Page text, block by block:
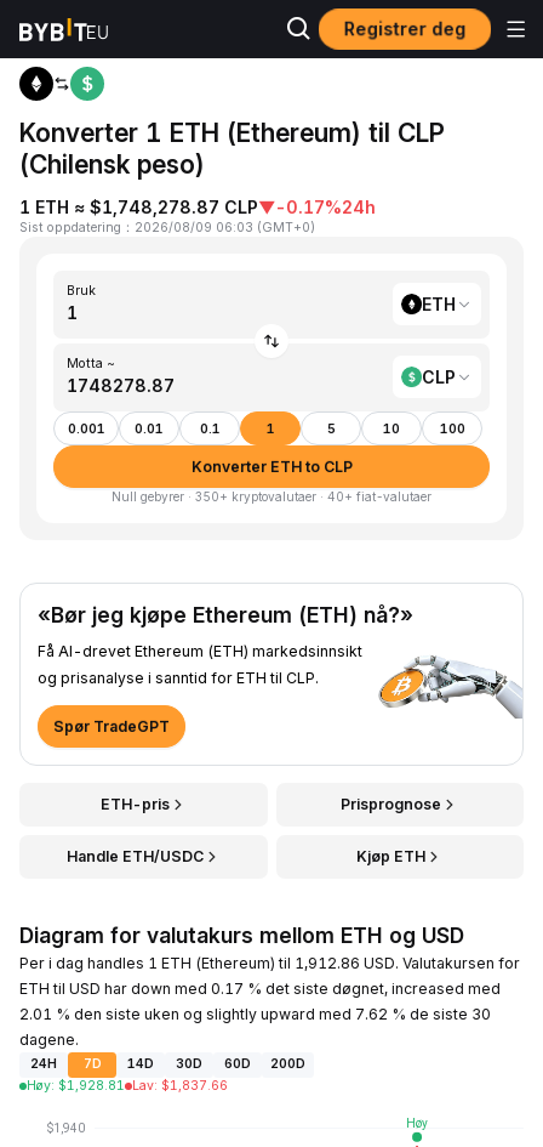
Registrer deg
Hjem ETH to CLP
Konverter 1 ETH (Ethereum) til CLP
(Chilensk peso)
1 ETH ≈ $1,748,278.87 CLP▼-0.17%24h
Sist oppdatering ： 2026/08/09 06:03 (GMT+0)
Bruk
ETH
Motta ~
CLP
0.001 0.01 0.1 1 5 10 100
Konverter ETH to CLP
Null gebyrer · 350+ kryptovalutaer · 40+ fiat-valutaer
«Bør jeg kjøpe Ethereum (ETH) nå?»
Få AI-drevet Ethereum (ETH) markedsinnsikt
og prisanalyse i sanntid for ETH til CLP.
Spør TradeGPT
ETH-pris Prisprognose
Handle ETH/USDC Kjøp ETH
Diagram for valutakurs mellom ETH og USD
Per i dag handles 1 ETH (Ethereum) til 1,912.86 USD. Valutakursen for
ETH til USD har down med 0.17 % det siste døgnet, increased med
2.01 % den siste uken og slightly upward med 7.62 % de siste 30
dagene.
24H 7D 14D 30D 60D
200D
Høy: $1,928.81 Lav: $1,837.66